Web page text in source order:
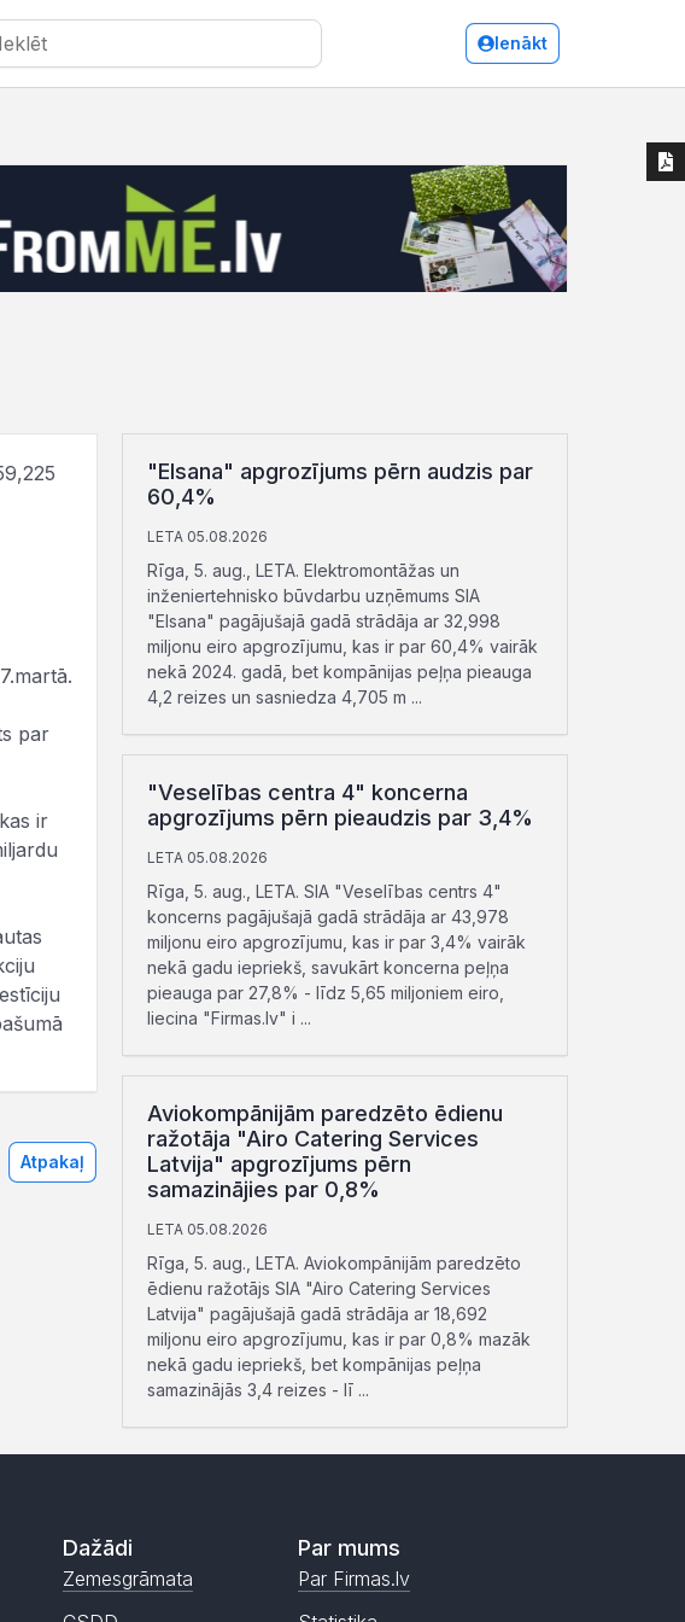
Ienākt
par
ir
Atpakaļ
"Elsana" apgrozījums pērn audzis par
60,4%
LETA 05.08.2026
Rīga, 5. aug., LETA. Elektromontāžas un
inženiertehnisko būvdarbu uzņēmums SIA
"Elsana" pagājušajā gadā strādāja ar 32,998
miljonu eiro apgrozījumu, kas ir par 60,4% vairāk
nekā 2024. gadā, bet kompānijas peļņa pieauga
4,2 reizes un sasniedza 4,705 m ...
"Veselības centra 4" koncerna
apgrozījums pērn pieaudzis par 3,4%
LETA 05.08.2026
Rīga, 5. aug., LETA. SIA "Veselības centrs 4"
koncerns pagājušajā gadā strādāja ar 43,978
miljonu eiro apgrozījumu, kas ir par 3,4% vairāk
nekā gadu iepriekš, savukārt koncerna peļņa
pieauga par 27,8% - līdz 5,65 miljoniem eiro,
liecina "Firmas.lv" i ...
Aviokompānijām paredzēto ēdienu
ražotāja "Airo Catering Services
Latvija" apgrozījums pērn
samazinājies par 0,8%
LETA 05.08.2026
Rīga, 5. aug., LETA. Aviokompānijām paredzēto
ēdienu ražotājs SIA "Airo Catering Services
Latvija" pagājušajā gadā strādāja ar 18,692
miljonu eiro apgrozījumu, kas ir par 0,8% mazāk
nekā gadu iepriekš, bet kompānijas peļņa
samazinājās 3,4 reizes - lī ...
Dažādi
Zemesgrāmata
Par mums
Par Firmas.lv